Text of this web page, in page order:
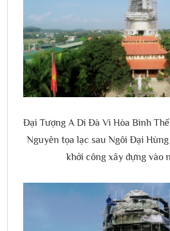
Đại Tượng A Di Đà Vì Hòa Bình
Nguyên tọa lạc sau Ngôi Đại
khởi công xây dựng vào